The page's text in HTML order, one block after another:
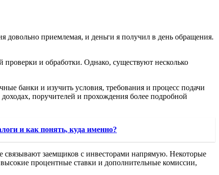
довольно приемлемая, и деньги я получил в день обращения.
проверки и обработки. Однако, существуют несколько
банки и изучить условия, требования и процесс подачи
поручителей и прохождения более подробной
и как понять, куда именно?
заемщиков с инвесторами напрямую. Некоторые
процентные ставки и дополнительные комиссии,